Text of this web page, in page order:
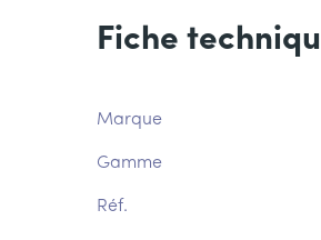
Fiche
Marque
Gamme
Réf.